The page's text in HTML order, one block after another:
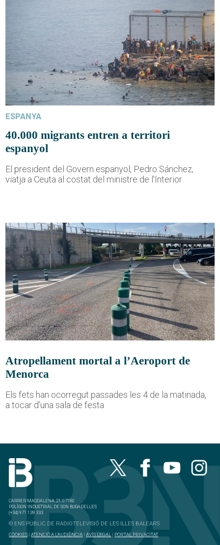
ESPANYA
40.000 migrants entren a territori
espanyol
El president del Govern espanyol, Pedro Sánchez,
viatja a Ceuta al costat del ministre de l'Interior
Atropellament mortal a l’Aeroport de
Menorca
Els fets han ocorregut passades les 4 de la matinada,
a tocar d'una sala de festa
CARRER MAGDALENA, 21, 07180
POLÍGON INDUSTRIAL DE SON BUGADELLES
(+34) 971 139 333
© ENS PÚBLIC DE RADIOTELEVISIÓ DE LES ILLES BALEARS
COOKIES |ATENCIÓ A L'AUDIÈNCIA |AVÍS LEGAL | PORTAL PRIVACITAT